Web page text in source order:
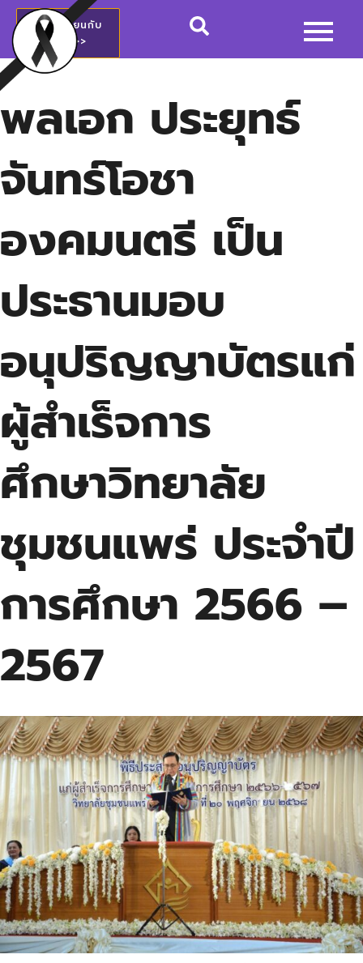
สมัครเรียนกับ
วชช.>>
พลเอก ประยุทธ์
จันทร์โอชา
องคมนตรี เป็น
ประธานมอบ
อนุปริญญาบัตรแก่
ผู้สำเร็จการ
ศึกษาวิทยาลัย
ชุมชนแพร่ ประจำปี
การศึกษา 2566 –
2567